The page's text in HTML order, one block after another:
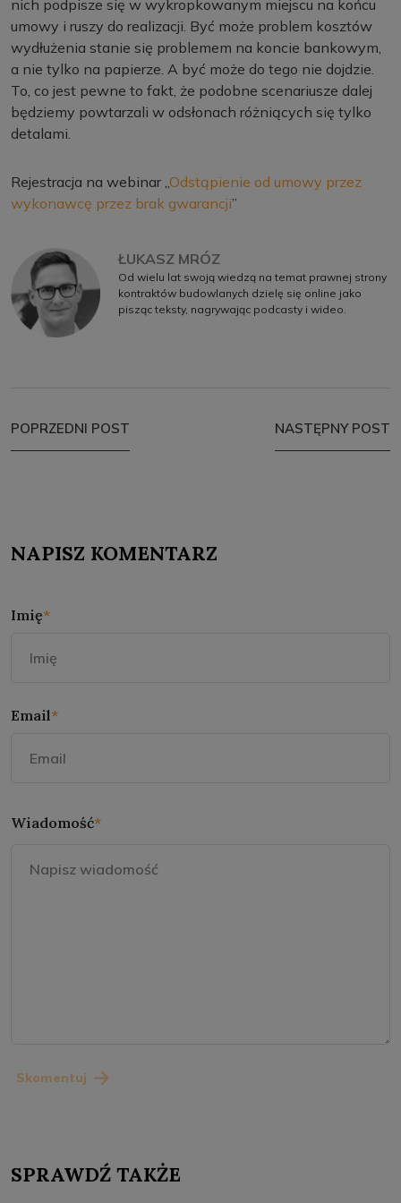
nich podpisze się w wykropkowanym miejscu na końcu
umowy i ruszy do realizacji. Być może problem kosztów
wydłużenia stanie się problemem na koncie bankowym,
a nie tylko na papierze. A być może do tego nie dojdzie.
To, co jest pewne to fakt, że podobne scenariusze dalej
będziemy powtarzali w odsłonach różniących się tylko
detalami.
Rejestracja na webinar „Odstąpienie od umowy przez
wykonawcę przez brak gwarancji”
ŁUKASZ MRÓZ
Od wielu lat swoją wiedzą na temat prawnej strony
kontraktów budowlanych dzielę się online jako
pisząc teksty, nagrywając podcasty i wideo.
POPRZEDNI POST NASTĘPNY POST
NAPISZ KOMENTARZ
Imię*
Email*
Wiadomość*
Skomentuj
SPRAWDŹ TAKŻE